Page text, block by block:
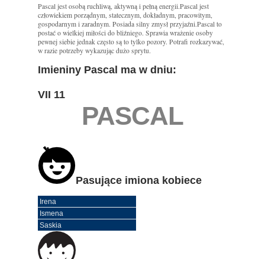
Pascal jest osobą ruchliwą, aktywną i pełną energii.Pascal jest
człowiekiem porządnym, statecznym, dokładnym, pracowitym,
gospodarnym i zaradnym. Posiada silny zmysł przyjaźni.Pascal to
postać o wielkiej miłości do bliźniego. Sprawia wrażenie osoby
pewnej siebie jednak często są to tylko pozory. Potrafi rozkazywać,
w razie potrzeby wykazując dużo sprytu.
Imieniny Pascal ma w dniu:
VII 11
PASCAL
Pasujące imiona kobiece
Irena
Ismena
Saskia